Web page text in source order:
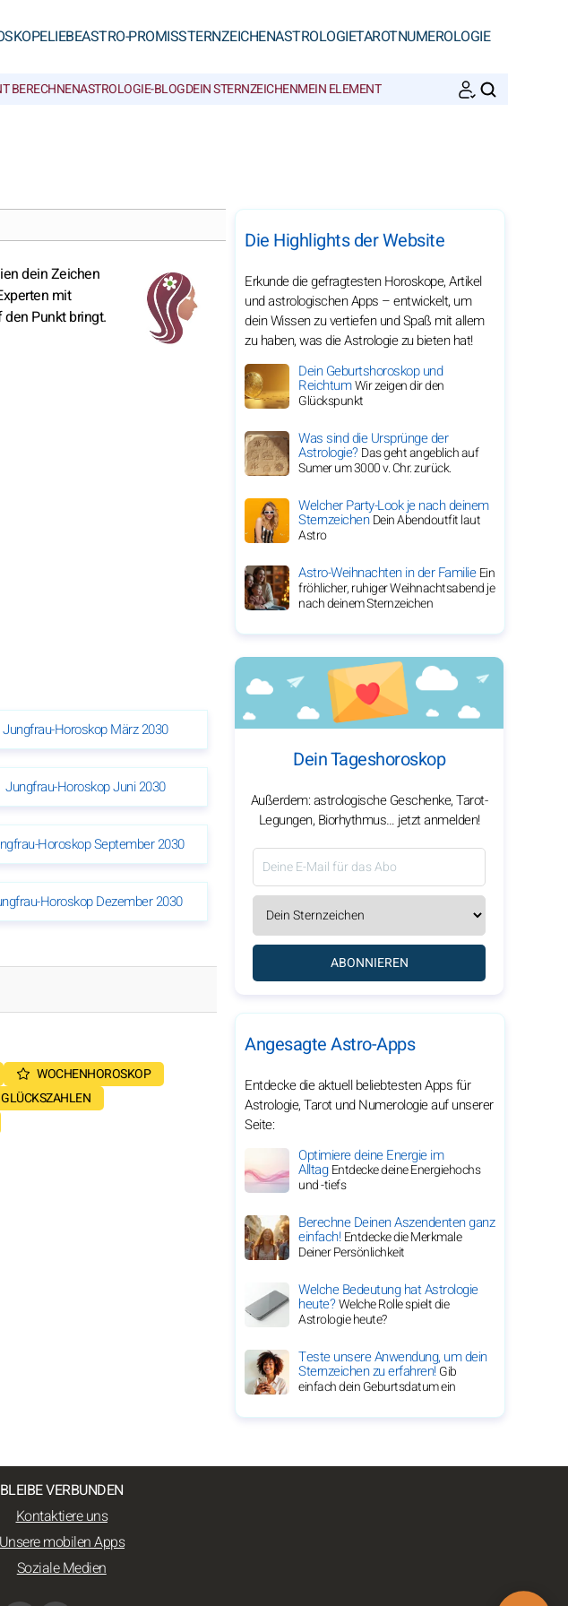
LIEBEASTRO-PROMISSTERNZEICHENASTROLOGIETAROTNUMEROLOGIE
BERECHNENASTROLOGIE-BLOGDEIN STERNZEICHENMEIN ELEMENT
dein Zeichen
mit
Punkt bringt.
Jungfrau-Horoskop März 2030
Jungfrau-Horoskop Juni 2030
Horoskop September 2030
Horoskop Dezember 2030
WOCHENHOROSKOP
GLÜCKSZAHLEN
Die Highlights der Website
Erkunde die gefragtesten Horoskope, Artikel
und astrologischen Apps – entwickelt, um
dein Wissen zu vertiefen und Spaß mit allem
zu haben, was die Astrologie zu bieten hat!
Dein Geburtshoroskop und
ReichtumWir zeigen dir den
Glückspunkt
Was sind die Ursprünge der
Astrologie?Das geht angeblich auf
Sumer um 3000 v. Chr. zurück.
Welcher Party-Look je nach deinem
SternzeichenDein Abendoutfit laut
Astro
Astro-Weihnachten in der FamilieEin
fröhlicher, ruhiger Weihnachtsabend je
nach deinem Sternzeichen
Dein Tageshoroskop
Außerdem: astrologische Geschenke, Tarot-
Legungen, Biorhythmus… jetzt anmelden!
ABONNIEREN
Angesagte Astro-Apps
Entdecke die aktuell beliebtesten Apps für
Astrologie, Tarot und Numerologie auf unserer
Seite:
Optimiere deine Energie im
AlltagEntdecke deine Energiehochs
und -tiefs
Berechne Deinen Aszendenten ganz
einfach!Entdecke die Merkmale
Deiner Persönlichkeit
Welche Bedeutung hat Astrologie
heute?Welche Rolle spielt die
Astrologie heute?
Teste unsere Anwendung, um dein
Sternzeichen zu erfahren!Gib
einfach dein Geburtsdatum ein
BLEIBE VERBUNDEN
Kontaktiere uns
mobilen Apps
Soziale Medien